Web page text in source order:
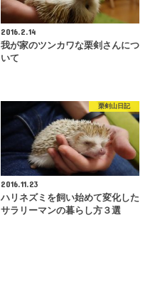
2016.2.14
我が家のツンカワな栗剣さんにつ
いて
栗剣山日記
2016.11.23
ハリネズミを飼い始めて変化した
サラリーマンの暮らし方３選